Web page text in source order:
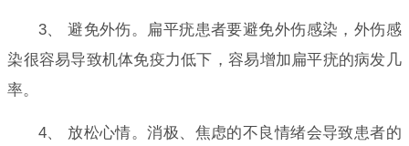
3、 避免外伤。扁平疣患者要避免外伤感染，外伤感
染很容易导致机体免疫力低下，容易增加扁平疣的病发几
率。
4、 放松心情。消极、焦虑的不良情绪会导致患者的